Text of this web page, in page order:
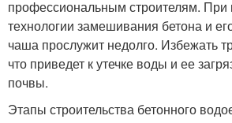
профессиональным строителям.
технологии замешивания бетона и
чаша прослужит недолго. Избежать
что приведет к утечке воды и ее
почвы.
Этапы строительства бетонного